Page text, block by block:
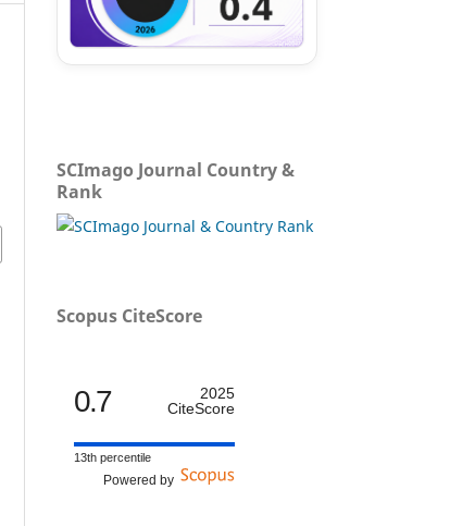
SCImago Journal Country &
Rank
Scopus CiteScore
0.7
2025
CiteScore
13th percentile
Powered by